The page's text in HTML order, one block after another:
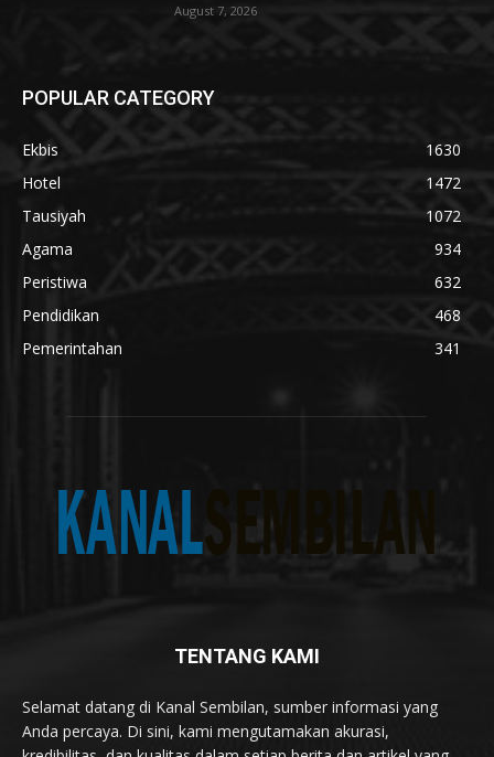
August 7, 2026
POPULAR CATEGORY
Ekbis
1630
Hotel
1472
Tausiyah
1072
Agama
934
Peristiwa
632
Pendidikan
468
Pemerintahan
341
TENTANG KAMI
Selamat datang di Kanal Sembilan, sumber informasi yang
Anda percaya. Di sini, kami mengutamakan akurasi,